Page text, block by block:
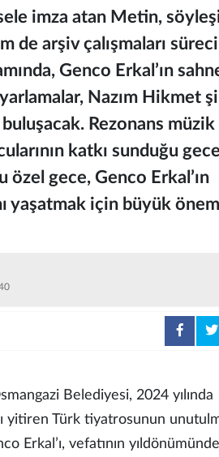
imza atan Metin,
de arşiv çalışmaları
Genco Erkal’ın
Nazım Hikmet
Rezonans müzik
katkı sunduğu
gece, Genco Erkal’ın
yaşatmak için büyük önem
Belediyesi, 2024 yılında
yitiren Türk tiyatrosunun
Erkal’ı, vefatının yıldönümünde